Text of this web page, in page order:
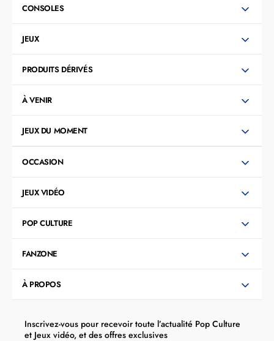
CONSOLES
JEUX
PRODUITS DÉRIVÉS
À VENIR
JEUX DU MOMENT
OCCASION
JEUX VIDÉO
POP CULTURE
FANZONE
À PROPOS
Inscrivez-vous pour recevoir toute l’actualité Pop Culture
et Jeux vidéo, et des offres exclusives